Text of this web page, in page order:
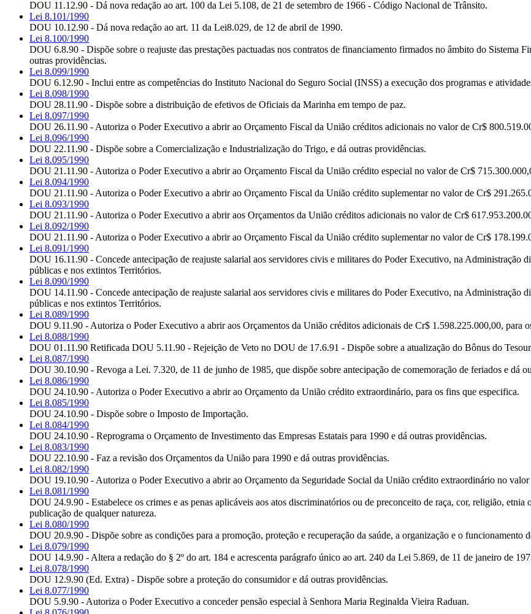
DOU 11.12.90 - Dá nova redação ao art. 100 da Lei 5.108, de 21 de setembro de 1966 - Código Nacional de Trânsito.
Lei 8.101/1990
DOU 10.12.90 - Dá nova redação ao art. 11 da Lei8.029, de 12 de abril de 1990.
Lei 8.100/1990
DOU 6.8.90 - Dispõe sobre o reajuste das prestações pactuadas nos contratos de financiamento firmados no âmbito do Sistema
outras providências.
Lei 8.099/1990
DOU 6.12.90 - Inclui entre as competências do Instituto Nacional do Seguro Social (INSS) a execução dos programas e
Lei 8.098/1990
DOU 28.11.90 - Dispõe sobre a distribuição de efetivos de Oficiais da Marinha em tempo de paz.
Lei 8.097/1990
DOU 26.11.90 - Autoriza o Poder Executivo a abrir ao Orçamento Fiscal da União créditos adicionais no valor de Cr$
Lei 8.096/1990
DOU 22.11.90 - Dispõe sobre a Comercialização e Industrialização do Trigo, e dá outras providências.
Lei 8.095/1990
DOU 21.11.90 - Autoriza o Poder Executivo a abrir ao Orçamento Fiscal da União crédito especial no valor de Cr$
Lei 8.094/1990
DOU 21.11.90 - Autoriza o Poder Executivo a abrir ao Orçamento Fiscal da União crédito suplementar no valor de Cr$
Lei 8.093/1990
DOU 21.11.90 - Autoriza o Poder Executivo a abrir aos Orçamentos da União créditos adicionais no valor de Cr$
Lei 8.092/1990
DOU 21.11.90 - Autoriza o Poder Executivo a abrir ao Orçamento Fiscal da União crédito suplementar no valor de Cr$
Lei 8.091/1990
DOU 16.11.90 - Concede antecipação de reajuste salarial aos servidores civis e militares do Poder Executivo, na Administração
públicas e nos extintos Territórios.
Lei 8.090/1990
DOU 14.11.90 - Concede antecipação de reajuste salarial aos servidores civis e militares do Poder Executivo, na Administração
públicas e nos extintos Territórios.
Lei 8.089/1990
DOU 9.11.90 - Autoriza o Poder Executivo a abrir aos Orçamentos da União créditos adicionais de Cr$ 1.598.225.000,00, para
Lei 8.088/1990
DOU 01.11.90 Retificada DOU 5.11.90 - Rejeição de Veto no DOU de 17.6.91 - Dispõe sobre a atualização do Bônus do
Lei 8.087/1990
DOU 30.10.90 - Revoga a Lei. 7.320, de 11 de junho de 1985, que dispõe sobre antecipação de comemoração de feriados e dá
Lei 8.086/1990
DOU 24.10.90 - Autoriza o Poder Executivo a abrir ao Orçamento da União crédito extraordinário, para os fins que especifica.
Lei 8.085/1990
DOU 24.10.90 - Dispõe sobre o Imposto de Importação.
Lei 8.084/1990
DOU 24.10.90 - Reprograma o Orçamento de Investimento das Empresas Estatais para 1990 e dá outras providências.
Lei 8.083/1990
DOU 22.10.90 - Faz a revisão dos Orçamentos da União para 1990 e dá outras providências.
Lei 8.082/1990
DOU 19.10.90 - Autoriza o Poder Executivo a abrir ao Orçamento da Seguridade Social da União crédito extraordinário no
Lei 8.081/1990
DOU 24.9.90 - Estabelece os crimes e as penas aplicáveis aos atos discriminatórios ou de preconceito de raça, cor, religião,
publicação de qualquer natureza.
Lei 8.080/1990
DOU 20.9.90 - Dispõe sobre as condições para a promoção, proteção e recuperação da saúde, a organização e o funcionamento
Lei 8.079/1990
DOU 14.9.90 - Altera a redação do § 2º do art. 184 e acrescenta parágrafo único ao art. 240 da Lei 5.869, de 11 de janeiro de
Lei 8.078/1990
DOU 12.9.90 (Ed. Extra) - Dispõe sobre a proteção do consumidor e dá outras providências.
Lei 8.077/1990
DOU 5.9.90 - Autoriza o Poder Executivo a conceder pensão especial à Senhora Maria Reginalda Vieira Raduan.